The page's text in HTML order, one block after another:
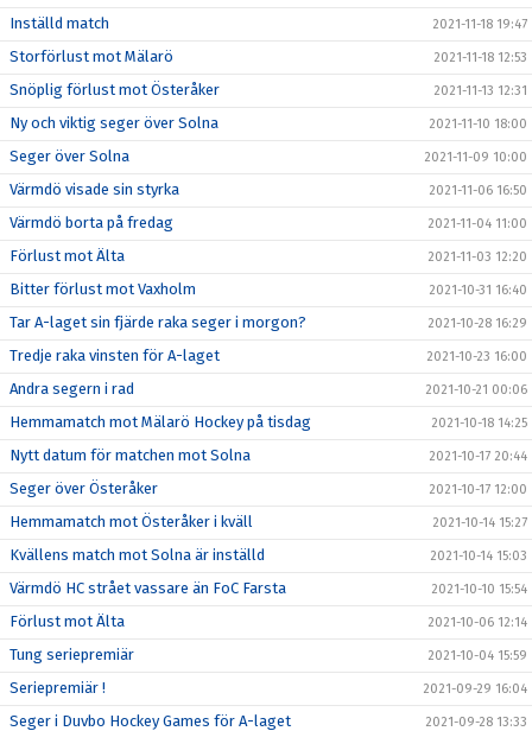
Inställd match 2021-11-18 19:47
Storförlust mot Mälarö 2021-11-18 12:53
Snöplig förlust mot Österåker 2021-11-13 12:31
Ny och viktig seger över Solna 2021-11-10 18:00
Seger över Solna 2021-11-09 10:00
Värmdö visade sin styrka 2021-11-06 16:50
Värmdö borta på fredag 2021-11-04 11:00
Förlust mot Älta 2021-11-03 12:20
Bitter förlust mot Vaxholm 2021-10-31 16:40
Tar A-laget sin fjärde raka seger i morgon? 2021-10-28 16:29
Tredje raka vinsten för A-laget 2021-10-23 16:00
Andra segern i rad 2021-10-21 00:06
Hemmamatch mot Mälarö Hockey på tisdag 2021-10-18 14:25
Nytt datum för matchen mot Solna 2021-10-17 20:44
Seger över Österåker 2021-10-17 12:00
Hemmamatch mot Österåker i kväll 2021-10-14 15:27
Kvällens match mot Solna är inställd 2021-10-14 15:03
Värmdö HC strået vassare än FoC Farsta 2021-10-10 15:54
Förlust mot Älta 2021-10-06 12:14
Tung seriepremiär 2021-10-04 15:59
Seriepremiär ! 2021-09-29 16:04
Seger i Duvbo Hockey Games för A-laget 2021-09-28 13:33